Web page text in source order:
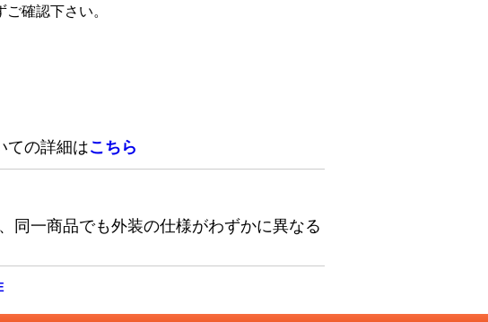
確認下さい。
ての詳細はこちら
同一商品でも外装の仕様がわずかに異なる